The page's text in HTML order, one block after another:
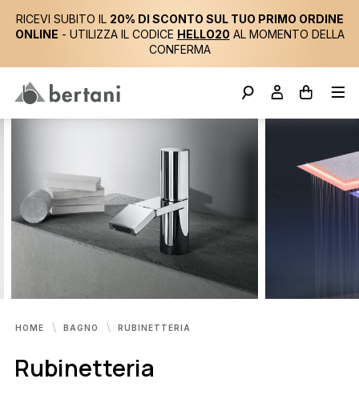
RICEVI SUBITO IL 20% DI SCONTO SUL TUO PRIMO ORDINE
ONLINE - UTILIZZA IL CODICE HELLO20 AL MOMENTO DELLA
CONFERMA
HOME BAGNO RUBINETTERIA
Rubinetteria